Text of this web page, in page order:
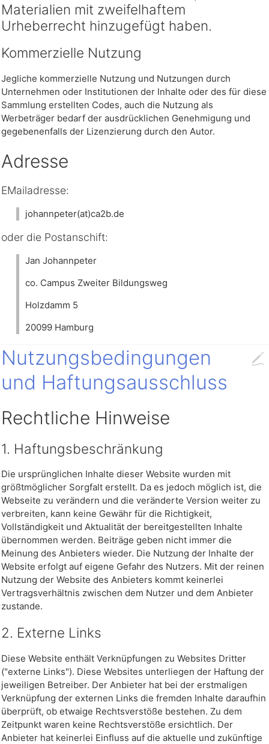
Materialien mit zweifelhaftem
Urheberrecht hinzugefügt haben.
Kommerzielle Nutzung
Jegliche kommerzielle Nutzung und Nutzungen durch
Unternehmen oder Institutionen der Inhalte oder des für diese
Sammlung erstellten Codes, auch die Nutzung als
Werbeträger bedarf der ausdrücklichen Genehmigung und
gegebenenfalls der Lizenzierung durch den Autor.
Adresse
EMailadresse:
johannpeter(at)ca2b.de
oder die Postanschift:
Jan Johannpeter
co. Campus Zweiter Bildungsweg
Holzdamm 5
20099 Hamburg
Nutzungsbedingungen
und Haftungsausschluss
Rechtliche Hinweise
1. Haftungsbeschränkung
Die ursprünglichen Inhalte dieser Website wurden mit
größtmöglicher Sorgfalt erstellt. Da es jedoch möglich ist, die
Webseite zu verändern und die veränderte Version weiter zu
verbreiten, kann keine Gewähr für die Richtigkeit,
Vollständigkeit und Aktualität der bereitgestellten Inhalte
übernommen werden. Beiträge geben nicht immer die
Meinung des Anbieters wieder. Die Nutzung der Inhalte der
Website erfolgt auf eigene Gefahr des Nutzers. Mit der reinen
Nutzung der Website des Anbieters kommt keinerlei
Vertragsverhältnis zwischen dem Nutzer und dem Anbieter
zustande.
2. Externe Links
Diese Website enthält Verknüpfungen zu Websites Dritter
("externe Links"). Diese Websites unterliegen der Haftung der
jeweiligen Betreiber. Der Anbieter hat bei der erstmaligen
Verknüpfung der externen Links die fremden Inhalte daraufhin
überprüft, ob etwaige Rechtsverstöße bestehen. Zu dem
Zeitpunkt waren keine Rechtsverstöße ersichtlich. Der
Anbieter hat keinerlei Einfluss auf die aktuelle und zukünftige